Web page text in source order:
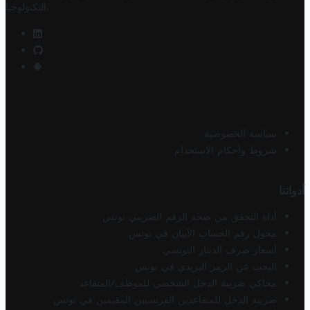
التكنولوجيا
سياسة الخصوصية
شروط وأحكام الاستخدام
أدواتنا
أداة التحقق من صحة الرقم الضريبي تونس
محول رقم الحساب الآيبان في تونس
أسعار صرف الدينار التونسي
البحث عن الرمز البريدي في تونس
محاكي ضريبة الدخل الشخصي للموظف/المتقاعد
ضريبة الدخل للمتقاعدين الفرنسيين المقيمين في تونس